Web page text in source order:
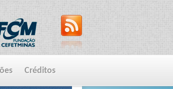
Créditos